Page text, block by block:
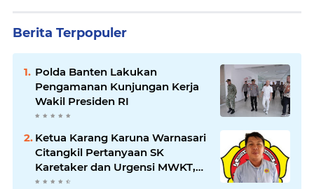
Berita Terpopuler
Polda Banten Lakukan
Pengamanan Kunjungan Kerja
Wakil Presiden RI
Ketua Karang Karuna Warnasari
Citangkil Pertanyaan SK
Karetaker dan Urgensi MWKT,
Saat Suasana Berduka